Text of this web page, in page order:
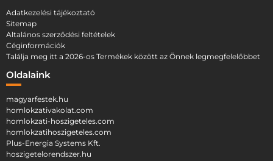
Adatkezelési tájékoztató
Sitemap
Altalános szerződési feltételek
Céginformációk
Találja meg itt a 2026-os Termékek között az Önnek legmegfelelőbbet
Oldalaink
magyarfestek.hu
homlokzativakolat.com
homlokzati-hoszigeteles.com
homlokzatihoszigeteles.com
Plus-Energia Systems Kft.
hoszigetelorendszer.hu